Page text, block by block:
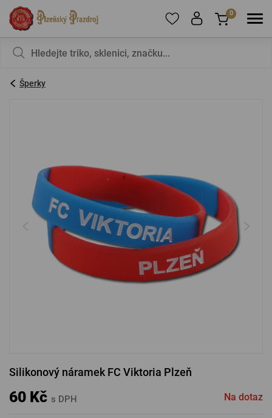
registrujte
Zapomenuté heslo Nová registrace
PŘIHLÁSIT PŘES FACEBOOK
0
Šperky
Silikonový náramek FC Viktoria Plzeň
60 Kč s DPH Na dotaz